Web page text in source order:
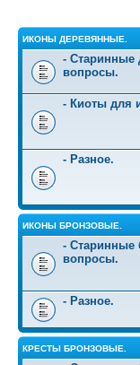
ИКОНЫ ДЕРЕВЯННЫЕ.
- Старинные
вопросы.
- Киоты для
- Разное.
ИКОНЫ БРОНЗОВЫЕ.
- Старинные
вопросы.
- Разное.
КРЕСТЫ БРОНЗОВЫЕ.